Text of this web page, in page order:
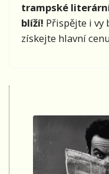
trampské literární
blíží! Přispějte i vy
získejte hlavní